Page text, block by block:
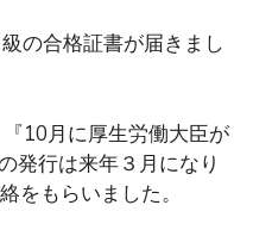
の合格証書が届きまし
10月に厚生労働大臣が
発行は来年３月になり
をもらいました。